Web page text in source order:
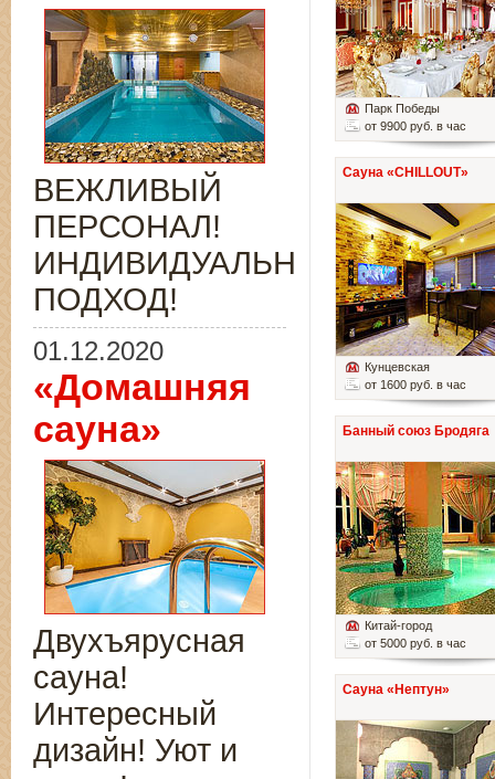
Парк Победы
от 9900 руб. в час
Сауна «CHILLOUT»
Кунцевская
от 1600 руб. в час
Банный союз Бродяга
Китай-город
от 5000 руб. в час
Сауна «Нептун»
ВЕЖЛИВЫЙ
ПЕРСОНАЛ!
ИНДИВИДУАЛЬНЫЙ
ПОДХОД!
01.12.2020
«Домашняя
сауна»
Двухъярусная
сауна!
Интересный
дизайн! Уют и